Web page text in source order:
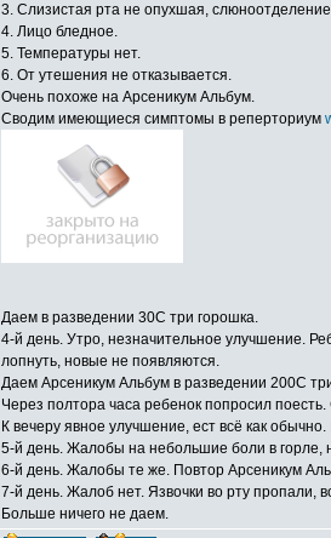
3. Слизистая рта не опухшая,
4. Лицо бледное.
5. Температуры нет.
6. От утешения не отказывается.
Очень похоже на Арсеникум Альбум.
Сводим имеющиеся симптомы в реперториум
Даем в разведении 30С три горошка.
4-й день. Утро, незначительное улучшение.
лопнуть, новые не появляются.
Даем Арсеникум Альбум в разведении 200С
Через полтора часа ребенок попросил
К вечеру явное улучшение, ест всё как
5-й день. Жалобы на небольшие боли в горле,
6-й день. Жалобы те же. Повтор Арсеникум
7-й день. Жалоб нет. Язвочки во рту пропали,
Больше ничего не даем.